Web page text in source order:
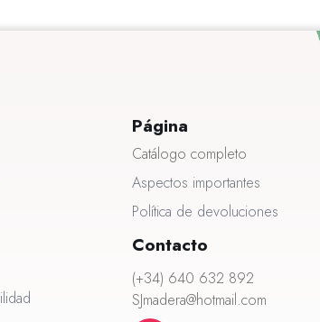
Página
Catálogo completo
Aspectos importantes
Política de devoluciones
Contacto
(+34) 640 632 892
SJmadera@hotmail.com